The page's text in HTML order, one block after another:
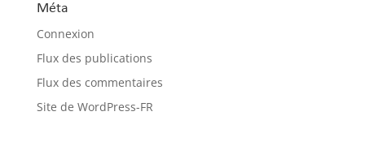
Méta
Connexion
Flux des publications
Flux des commentaires
Site de WordPress-FR